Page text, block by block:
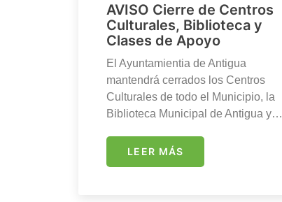
AVISO Cierre de Centros
Culturales, Biblioteca y
Clases de Apoyo
El Ayuntamientia de Antigua
mantendrá cerrados los Centros
Culturales de todo el Municipio, la
Biblioteca Municipal de Antigua y…
LEER MÁS